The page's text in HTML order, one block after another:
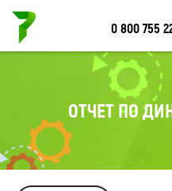
0 800 755
ОТЧЕТ ПО